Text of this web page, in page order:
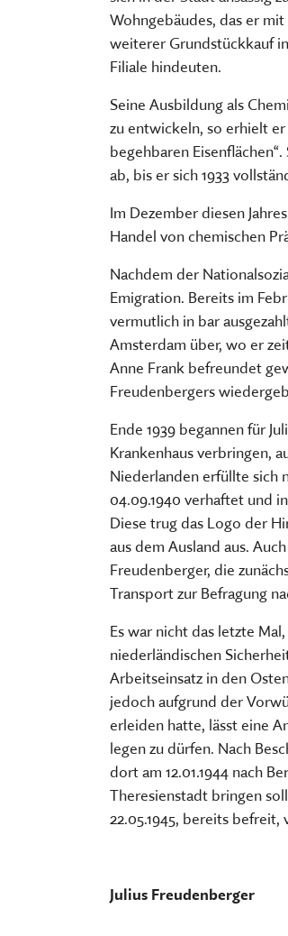
FÜHRUNGEN UND
ESSEN, TRINKEN &
PUBLIKATIONEN,
STORCHENNEST
PR &
Wohngebäudes, das er
weiterer Grundstückkauf
Filiale hindeuten.
Seine Ausbildung als
zu entwickeln, so erhielt er
begehbaren
ab, bis er sich 1933
Im Dezember diesen
Handel von chemischen
Nachdem der
Emigration. Bereits im
vermutlich in bar
Amsterdam über, wo er
Anne Frank befreundet
Freudenbergers
Ende 1939 begannen für
Krankenhaus verbringen,
Niederlanden erfüllte sich
04.09.1940 verhaftet und
Diese trug das Logo der
aus dem Ausland aus.
Freudenberger, die
Transport zur Befragung
Es war nicht das letzte
niederländischen
Arbeitseinsatz in den
jedoch aufgrund der
erleiden hatte, lässt eine
legen zu dürfen. Nach
dort am 12.01.1944 nach
Theresienstadt bringen
22.05.1945, bereits
Julius Freudenberger